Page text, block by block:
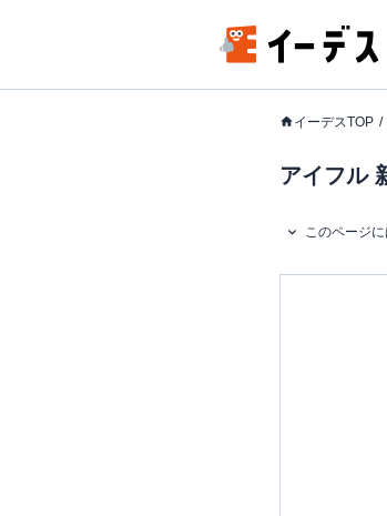
イーデスTOP
アイフル
このページ